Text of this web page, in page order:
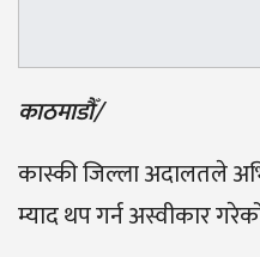
काठमाडौँ/
कास्की जिल्ला अदालतले
म्याद थप गर्न अस्वीकार